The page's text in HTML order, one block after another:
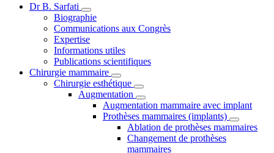
Dr B. Sarfati
Biographie
Communications aux Congrès
Expertise
Informations utiles
Publications scientifiques
Chirurgie mammaire
Chirurgie esthétique
Augmentation
Augmentation mammaire avec implant
Prothèses mammaires (implants)
Ablation de prothèses mammaires
Changement de prothèses
mammaires